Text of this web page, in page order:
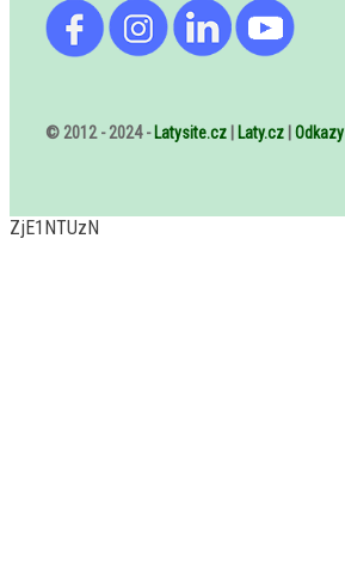
© 2012 - 2024 - Latysite.cz Laty.cz Odkazy
ZjE1NTUzN